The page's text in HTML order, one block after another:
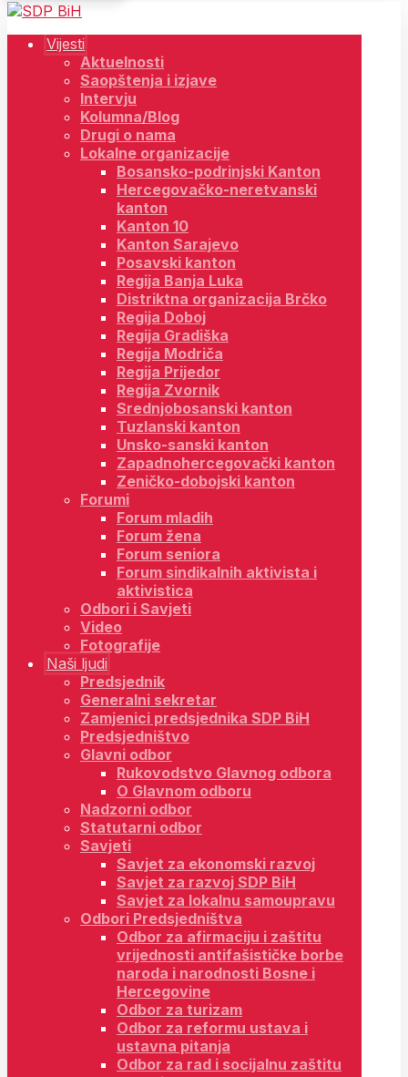
Vijesti
Aktuelnosti
Saopštenja i izjave
Intervju
Kolumna/Blog
Drugi o nama
Lokalne organizacije
Bosansko-podrinjski Kanton
Hercegovačko-neretvanski
kanton
Kanton 10
Kanton Sarajevo
Posavski kanton
Regija Banja Luka
Distriktna organizacija Brčko
Regija Doboj
Regija Gradiška
Regija Modriča
Regija Prijedor
Regija Zvornik
Srednjobosanski kanton
Tuzlanski kanton
Unsko-sanski kanton
Zapadnohercegovački kanton
Zeničko-dobojski kanton
Forumi
Forum mladih
Forum žena
Forum seniora
Forum sindikalnih aktivista i
aktivistica
Odbori i Savjeti
Video
Fotografije
Naši ljudi
Predsjednik
Generalni sekretar
Zamjenici predsjednika SDP BiH
Predsjedništvo
Glavni odbor
Rukovodstvo Glavnog odbora
O Glavnom odboru
Nadzorni odbor
Statutarni odbor
Savjeti
Savjet za ekonomski razvoj
Savjet za razvoj SDP BiH
Savjet za lokalnu samoupravu
Odbori Predsjedništva
Odbor za afirmaciju i zaštitu
vrijednosti antifašističke borbe
naroda i narodnosti Bosne i
Hercegovine
Odbor za turizam
Odbor za reformu ustava i
ustavna pitanja
Odbor za rad i socijalnu zaštitu